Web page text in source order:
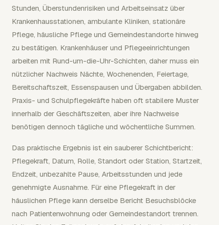
Stunden, Überstundenrisiken und Arbeitseinsatz über
Krankenhausstationen, ambulante Kliniken, stationäre
Pflege, häusliche Pflege und Gemeindestandorte hinweg
zu bestätigen. Krankenhäuser und Pflegeeinrichtungen
arbeiten mit Rund-um-die-Uhr-Schichten, daher muss ein
nützlicher Nachweis Nächte, Wochenenden, Feiertage,
Bereitschaftszeit, Essenspausen und Übergaben abbilden.
Praxis- und Schulpflegekräfte haben oft stabilere Muster
innerhalb der Geschäftszeiten, aber ihre Nachweise
benötigen dennoch tägliche und wöchentliche Summen.
Das praktische Ergebnis ist ein sauberer Schichtbericht:
Pflegekraft, Datum, Rolle, Standort oder Station, Startzeit,
Endzeit, unbezahlte Pause, Arbeitsstunden und jede
genehmigte Ausnahme. Für eine Pflegekraft in der
häuslichen Pflege kann derselbe Bericht Besuchsblöcke
nach Patientenwohnung oder Gemeindestandort trennen.